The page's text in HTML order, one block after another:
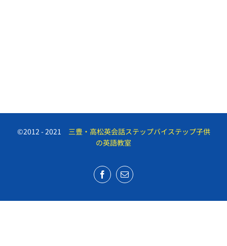
©2012 - 2021 三豊・高松英会話ステップバイステップ子供
の英語教室
Facebook
Email